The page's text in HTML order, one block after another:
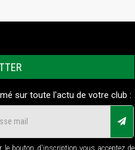
sur toute l'actu de votre club :
le bouton d'inscription vous acceptez de